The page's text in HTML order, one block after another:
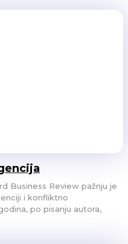
Business Review pažnju je
i konfliktno